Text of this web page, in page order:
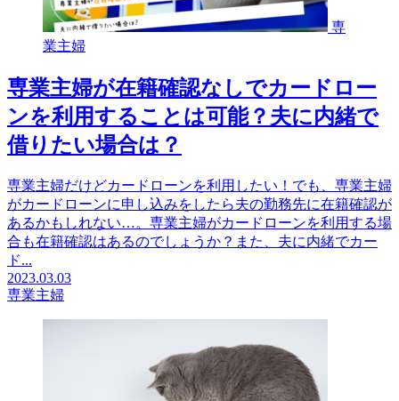
専
業主婦
専業主婦が在籍確認なしでカードロー
ンを利用することは可能？夫に内緒で
借りたい場合は？
専業主婦だけどカードローンを利用したい！でも、専業主婦
がカードローンに申し込みをしたら夫の勤務先に在籍確認が
あるかもしれない…。専業主婦がカードローンを利用する場
合も在籍確認はあるのでしょうか？また、夫に内緒でカー
ド...
2023.03.03
専業主婦